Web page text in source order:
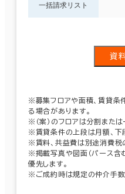
一括請求リスト
資
※募集フロアや面積、賃貸条
る場合があります。
※（案）のフロアは分割また
※賃貸条件の上段は月額、下
※賃料、共益費は別途消費税
※掲載写真や図面（パース含
優先します。
※ご成約時は規定の仲介手数